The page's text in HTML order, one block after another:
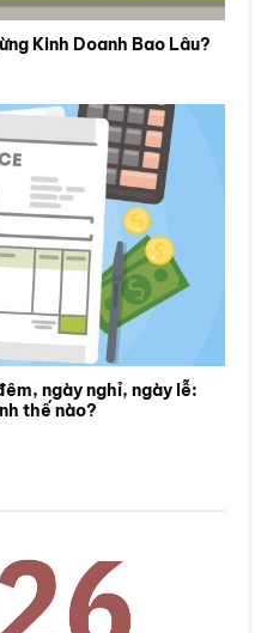
Kinh Doanh Bao Lâu?
ngày nghỉ, ngày lễ:
thế nào?